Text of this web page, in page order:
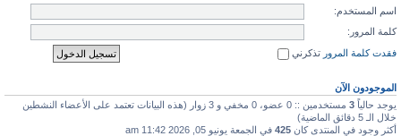
اسم المستخدم:
كلمة المرور:
فقدت كلمة المرور تذكرني
الموجودون الآن
يوجد حالياً 3
مستخدمين :: 0 عضو، 0 مخفي و 3 زوار (هذه البيانات تعتمد على الأعضاء النشطين
خلال الـ 5 دقائق الماضية)
أكثر وجود في المنتدى كان 425 في الجمعة يونيو 05, 2026 11:42 am